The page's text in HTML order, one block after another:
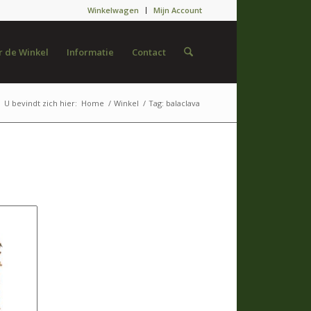
Winkelwagen Mijn Account
de Winkel Informatie Contact
U bevindt zich hier: Home / Winkel / Tag: balaclava